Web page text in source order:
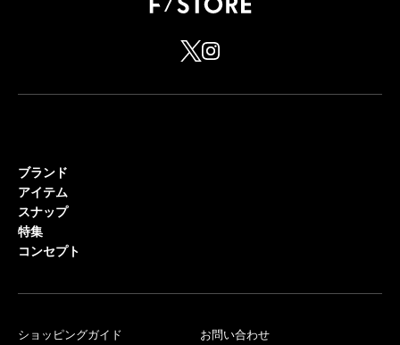
ブランド
アイテム
スナップ
特集
コンセプト
ショッピングガイド お問い合わせ